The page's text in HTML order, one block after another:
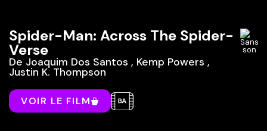
Spider-Man: Across The Spider-
Verse
De Joaquim Dos Santos , Kemp Powers ,
Justin K. Thompson
VOIR LE FILM